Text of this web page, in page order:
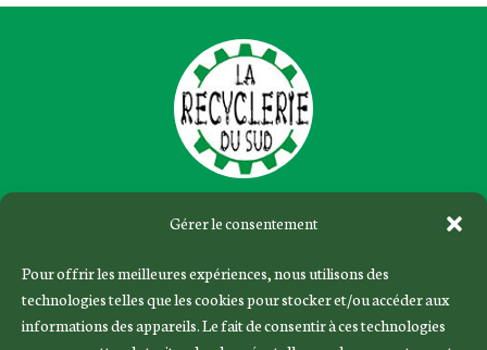
Gérer le consentement
Pour offrir les meilleures expériences, nous utilisons des
technologies telles que les cookies pour stocker et/ou accéder aux
informations des appareils. Le fait de consentir à ces technologies
Évènements
Les réparalis